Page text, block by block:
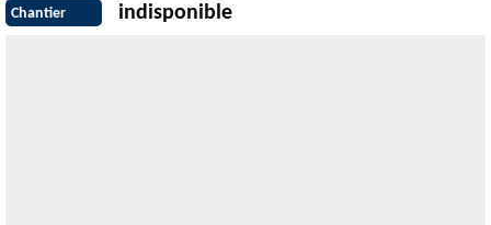
Chantier indisponible